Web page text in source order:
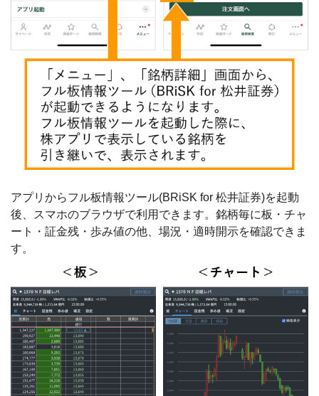
アプリからフル板情報ツール(BRiSK for 松井証券)を起動
後、スマホのブラウザで利用できます。銘柄毎に板・チャ
ート・証金残・歩み値の他、場況・適時開示を確認できま
す。